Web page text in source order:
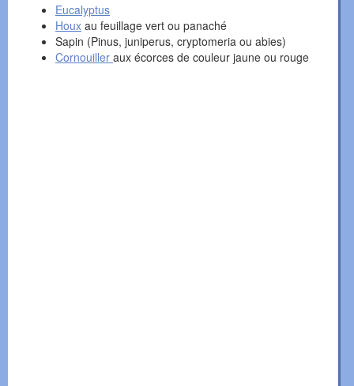
Eucalyptus
Houx au feuillage vert ou panaché
Sapin (Pinus, juniperus, cryptomeria ou abies)
Cornouiller aux écorces de couleur jaune ou rouge